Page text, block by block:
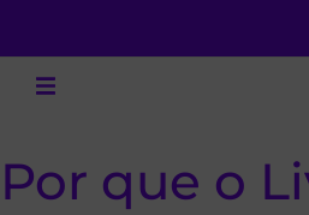
Por que o